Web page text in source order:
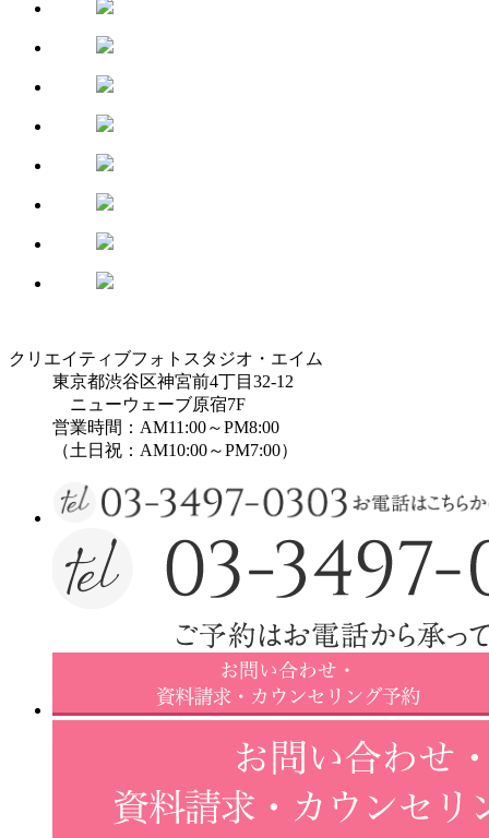
クリエイティブフォトスタジオ・エイム
東京都渋谷区神宮前4丁目32-12
ニューウェーブ原宿7F
営業時間：AM11:00～PM8:00
（土日祝：AM10:00～PM7:00）